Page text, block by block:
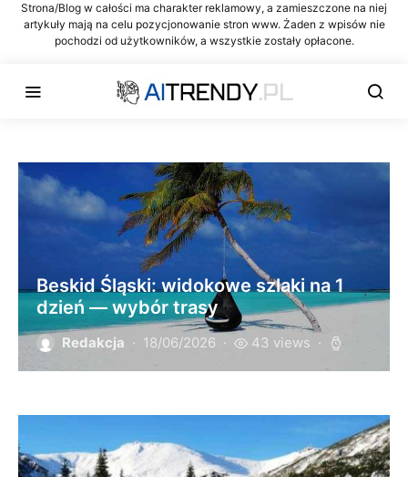
Strona/Blog w całości ma charakter reklamowy, a zamieszczone na niej
artykuły mają na celu pozycjonowanie stron www. Żaden z wpisów nie
pochodzi od użytkowników, a wszystkie zostały opłacone.
Beskid Śląski: widokowe szlaki na 1
dzień — wybór trasy
Redakcja 18/06/2026 43 views